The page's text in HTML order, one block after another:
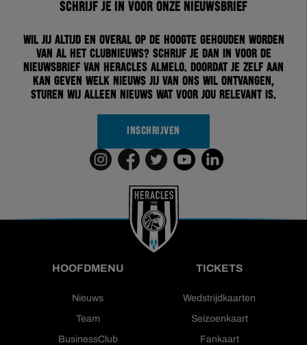
Schrijf je in voor onze nieuwsbrief
Wil jij altijd en overal op de hoogte gehouden worden
van al het clubnieuws? Schrijf je dan in voor de
nieuwsbrief van Heracles Almelo. Doordat je zelf aan
kan geven welk nieuws jij van ons wil ontvangen,
sturen wij alleen nieuws wat voor jou relevant is.
INSCHRIJVEN
HOOFDMENU
Nieuws
Team
BusinessClub
TICKETS
Wedstrijdkaarten
Seizoenkaart
Fankaart